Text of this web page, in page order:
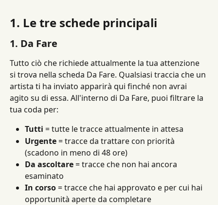
1. Le tre schede principali
1. Da Fare
Tutto ciò che richiede attualmente la tua attenzione
si trova nella scheda Da Fare. Qualsiasi traccia che un
artista ti ha inviato apparirà qui finché non avrai
agito su di essa. All'interno di Da Fare, puoi filtrare la
tua coda per:
Tutti = tutte le tracce attualmente in attesa
Urgente = tracce da trattare con priorità
(scadono in meno di 48 ore)
Da ascoltare = tracce che non hai ancora
esaminato
In corso = tracce che hai approvato e per cui hai
opportunità aperte da completare